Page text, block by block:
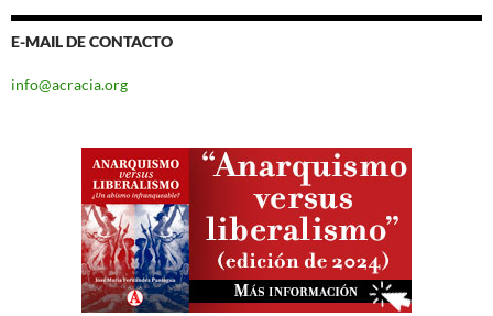
E-MAIL DE CONTACTO
info@acracia.org